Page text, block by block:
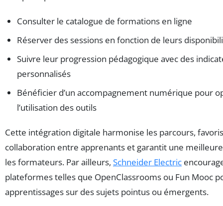
Consulter le catalogue de formations en ligne
Réserver des sessions en fonction de leurs
Suivre leur progression pédagogique avec des
personnalisés
Bénéficier d’un accompagnement numérique pour
l’utilisation des outils
Cette intégration digitale harmonise les parcours,
collaboration entre apprenants et garantit une
les formateurs. Par ailleurs, Schneider Electric
plateformes telles que OpenClassrooms ou Fun Mooc
apprentissages sur des sujets pointus ou émergents.